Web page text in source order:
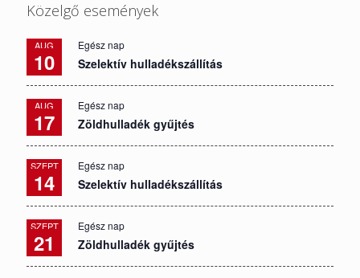
Közelgő események
AUG
10
Egész nap
Szelektív hulladékszállítás
AUG
17
Egész nap
Zöldhulladék gyűjtés
SZEPT
14
Egész nap
Szelektív hulladékszállítás
SZEPT
21
Egész nap
Zöldhulladék gyűjtés